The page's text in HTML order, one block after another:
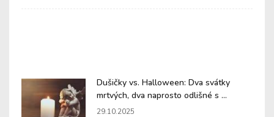
Dušičky vs. Halloween: Dva svátky
mrtvých, dva naprosto odlišné s ...
29.10.2025